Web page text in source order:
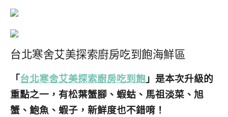
台北寒舍艾美探索廚房吃到飽海鮮區
「台北寒舍艾美探索廚房吃到飽 」是本次升級的
重點之一， 有松葉蟹腳、蝦蛄、馬祖淡菜、旭
蟹、鮑魚、蝦子，新鮮度也不錯唷！